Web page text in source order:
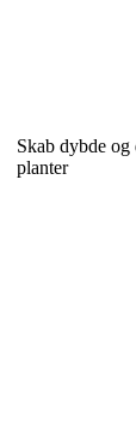
Skab dybde
planter